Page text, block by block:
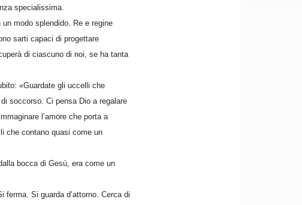
specialissima.
modo splendido. Re e regine
sarti capaci di progettare
di ciascuno di noi, se ha tanta
«Guardate gli uccelli che
soccorso. Ci pensa Dio a regalare
l’amore che porta a
che contano quasi come un
bocca di Gesù, era come un
Si guarda d’attorno. Cerca di